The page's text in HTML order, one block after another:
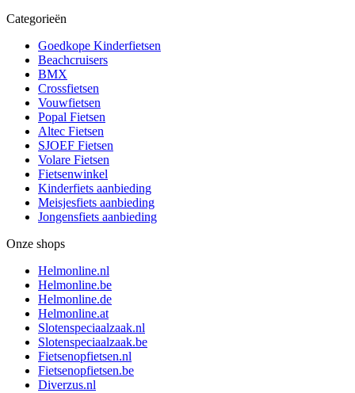
Categorieën
Goedkope Kinderfietsen
Beachcruisers
BMX
Crossfietsen
Vouwfietsen
Popal Fietsen
Altec Fietsen
SJOEF Fietsen
Volare Fietsen
Fietsenwinkel
Kinderfiets aanbieding
Meisjesfiets aanbieding
Jongensfiets aanbieding
Onze shops
Helmonline.nl
Helmonline.be
Helmonline.de
Helmonline.at
Slotenspeciaalzaak.nl
Slotenspeciaalzaak.be
Fietsenopfietsen.nl
Fietsenopfietsen.be
Diverzus.nl